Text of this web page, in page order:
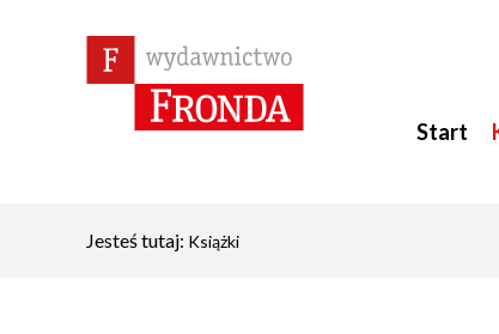
Start
Jesteś tutaj: Książki